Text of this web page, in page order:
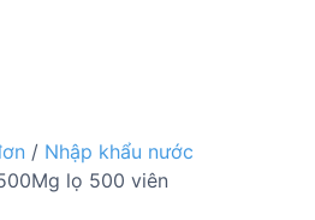
/ Nhập khẩu nước
lọ 500 viên